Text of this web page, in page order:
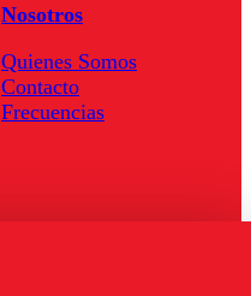
Nosotros
Quienes Somos
Contacto
Frecuencias